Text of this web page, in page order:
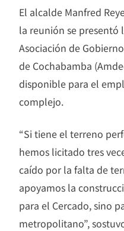
El alcalde Manfred
la reunión se presentó
Asociación de
de Cochabamba
disponible para el
complejo.
“Si tiene el terreno
hemos licitado tres
caído por la falta de
apoyamos la
para el Cercado, sino
metropolitano”,